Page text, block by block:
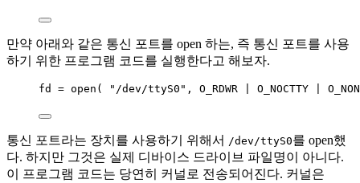
만약 아래와 같은 통신 포트를 open 하는, 즉 통신 포트를 사용
하기 위한 프로그램 코드를 실행한다고 해보자.
fd = open ( " /dev/ttyS0 " , O_RDWR O_NOCTTY
통신 포트라는 장치를 사용하기 위해서 /dev/ttyS0를 open했
다. 하지만 그것은 실제 디바이스 드라이브 파일명이 아니다.
이 프로그램 코드는 당연히 커널로 전송되어진다. 커널은